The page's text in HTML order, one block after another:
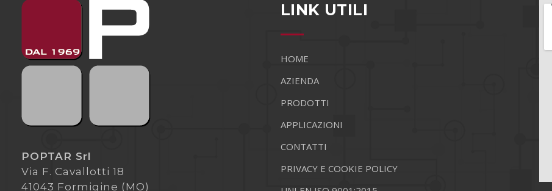
POPTAR Srl
Via F. Cavallotti 18
41043 Formigine (MO)
LINK UTILI
HOME
AZIENDA
PRODOTTI
APPLICAZIONI
CONTATTI
PRIVACY E COOKIE POLICY